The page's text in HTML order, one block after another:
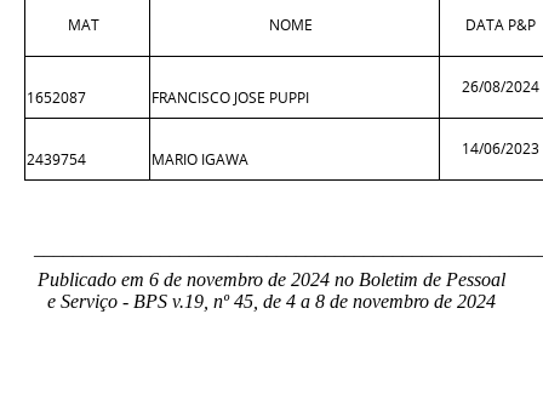
MAT NOME DATA P&P
1652087 FRANCISCO JOSE PUPPI
26/08/2024
2439754 MARIO IGAWA
14/06/2023
Publicado em 6 de novembro de 2024 no Boletim de Pessoal
e Serviço - BPS v.19, nº 45, de 4 a 8 de novembro de 2024